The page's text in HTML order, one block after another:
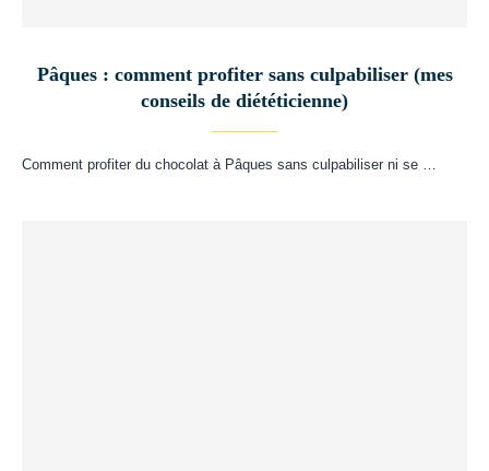
Pâques : comment profiter sans culpabiliser (mes
conseils de diététicienne)
Comment profiter du chocolat à Pâques sans culpabiliser ni se …